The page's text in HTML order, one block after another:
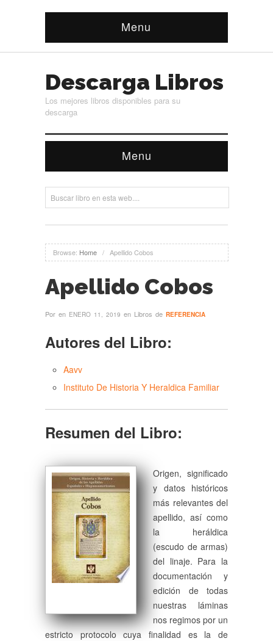
Menu
Descarga Libros
Los mejores libros disponibles para su
descarga
Menu
Browse: Home / Apellido Cobos
Apellido Cobos
Por en ENERO 11, 2019 en Libros de REFERENCIA
Autores del Libro:
Aavv
Instituto De Historia Y Heraldica Familiar
Resumen del Libro:
Origen, significado
y datos históricos
más relevantes del
apellido, así como
la heráldica
(escudo de armas)
del linaje. Para la
documentación y
edición de todas
nuestras láminas
nos regimos por un
estricto protocolo cuya finalidad es la de